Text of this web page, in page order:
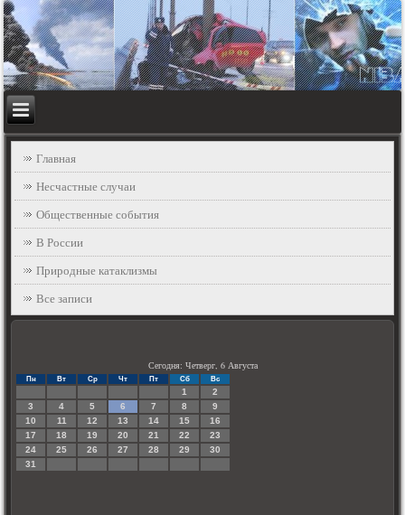
Главная
Несчастные случаи
Общественные события
В России
Природные катаклизмы
Все записи
Сегодня: Четверг, 6 Августа
Пн Вт Ср Чт Пт Сб Вс
1
2
3
4 5 6 7 8
9
10
11 12 13 14 15
16
17
18 19 20 21 22
23
24
25 26 27 28 29
30
31